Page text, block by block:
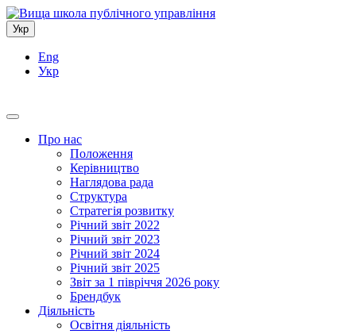
Укр
Eng
Укр
Про нас
Положення
Керівництво
Наглядова рада
Структура
Стратегія розвитку
Річний звіт 2022
Річний звіт 2023
Річний звіт 2024
Річний звіт 2025
Звіт за 1 півріччя 2026 року
Брендбук
Діяльність
Освітня діяльність